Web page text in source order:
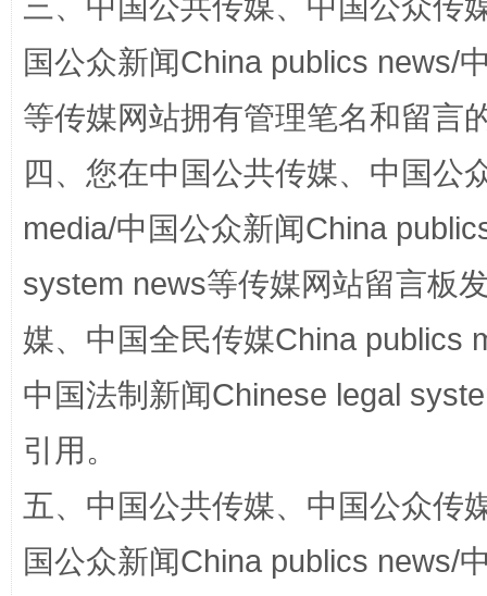
国家大学科技园优化重塑工作
扯下公款旅游的“隐身衣” 如何以
国公众新闻China publics news/
等传媒网站拥有管理笔名和留言
四、您在中国公共传媒、中国公
media/中国公众新闻China
system news等传媒网站留言板
媒、中国全民传媒China publics
中国法制新闻Chinese legal
引用。
五、中国公共传媒、中国公众传
国公众新闻China publics news/